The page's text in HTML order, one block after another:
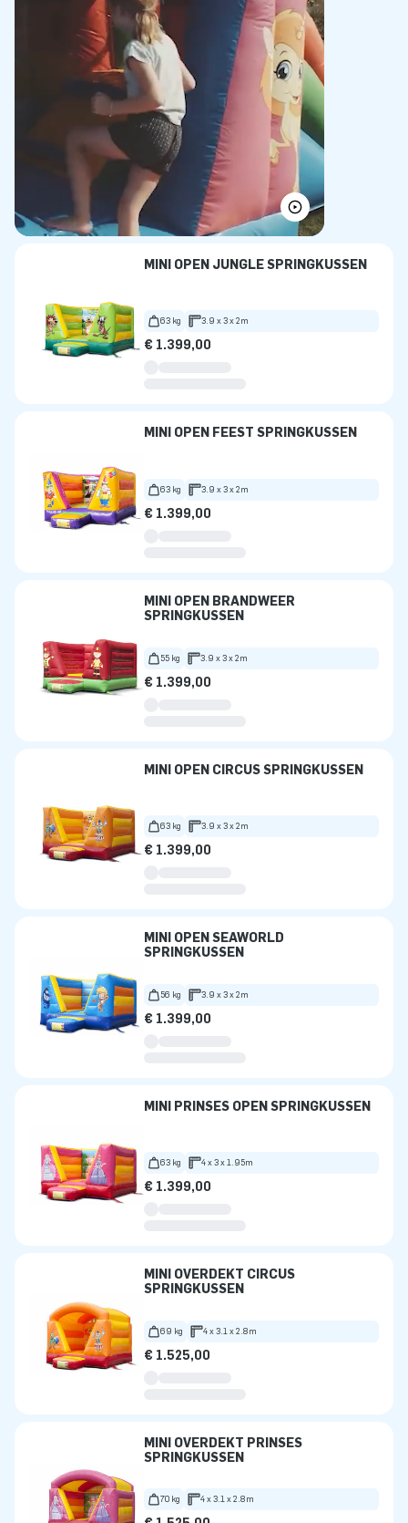
MINI OPEN JUNGLE SPRINGKUSSEN
63 kg 3.9 x 3 x 2m
€ 1.399,00
MINI OPEN FEEST SPRINGKUSSEN
63 kg 3.9 x 3 x 2m
€ 1.399,00
MINI OPEN BRANDWEER
SPRINGKUSSEN
55 kg 3.9 x 3 x 2m
€ 1.399,00
MINI OPEN CIRCUS SPRINGKUSSEN
63 kg 3.9 x 3 x 2m
€ 1.399,00
MINI OPEN SEAWORLD
SPRINGKUSSEN
56 kg 3.9 x 3 x 2m
€ 1.399,00
MINI PRINSES OPEN SPRINGKUSSEN
63 kg 4 x 3 x 1.95m
€ 1.399,00
MINI OVERDEKT CIRCUS
SPRINGKUSSEN
69 kg 4 x 3.1 x 2.8m
€ 1.525,00
MINI OVERDEKT PRINSES
SPRINGKUSSEN
70 kg 4 x 3.1 x 2.8m